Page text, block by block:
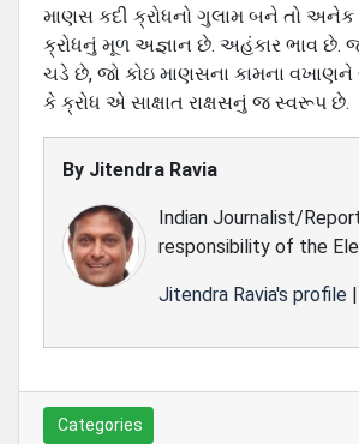
માણસ કદી ક્રોધનો ગુલામ બને તો અનેક
ક્રોધનું મૂળ અજ્ઞાન છે. અહંકાર ભાવ છે.
ચડે છે, જો કોઇ માણસના કામના
કે ક્રોધ એ સાક્ષાત રાક્ષસનું જ સ્વરૂપ છે.
By Jitendra Ravia
Indian Journalist/
responsibility of the
Jitendra Ravia's profile |
Categories